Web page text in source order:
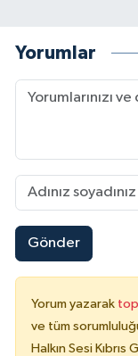
Yorumlar
Gönder
Yorum yazarak
ve tüm
Halkın Sesi